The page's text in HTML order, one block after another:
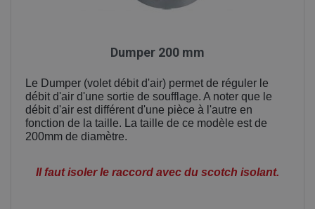
Dumper 200 mm
Le Dumper (volet débit d'air) permet de réguler le
débit d'air d'une sortie de soufflage. A noter que le
débit d'air est différent d'une pièce à l'autre en
fonction de la taille. La taille de ce modèle est de
200mm de diamètre.
Il faut isoler le raccord avec du scotch isolant.